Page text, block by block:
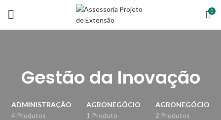
0
Gestão da Inovação
ADMINISTRAÇÃO
4 Produtos
AGRONEGÓCIO
1 Produto
AGRONEGÓCIO
2 Produtos